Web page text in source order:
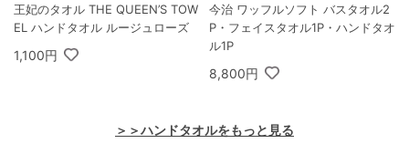
王妃のタオル THE QUEEN’S TOW
EL ハンドタオル ルージュローズ
1,100円
今治 ワッフルソフト バスタオル2
P・フェイスタオル1P・ハンドタオ
ル1P
8,800円
＞＞ハンドタオルをもっと見る